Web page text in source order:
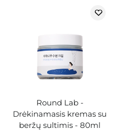
Round Lab -
Drėkinamasis kremas su
beržų sultimis - 80ml